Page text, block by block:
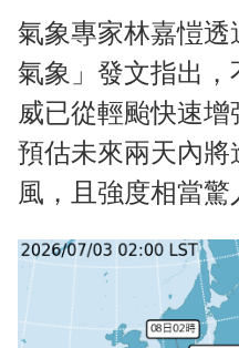
氣象專家林嘉愷透
氣象」發文指出
威已從輕颱快速增
預估未來兩天內
風，且強度相當驚